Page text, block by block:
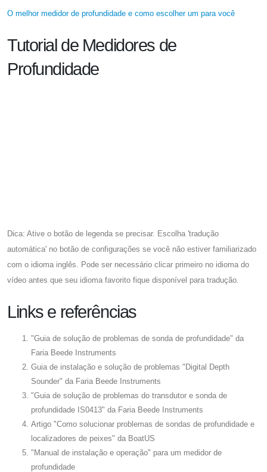
O melhor medidor de profundidade e como escolher um para você
Tutorial de Medidores de
Profundidade
Dica: Ative o botão de legenda se precisar. Escolha 'tradução
automática' no botão de configurações se você não estiver familiarizado
com o idioma inglês. Pode ser necessário clicar primeiro no idioma do
vídeo antes que seu idioma favorito fique disponível para tradução.
Links e referências
"Guia de solução de problemas de sonda de profundidade" da
Faria Beede Instruments
Guia de instalação e solução de problemas "Digital Depth
Sounder" da Faria Beede Instruments
"Guia de solução de problemas do transdutor e sonda de
profundidade IS0413" da Faria Beede Instruments
Artigo "Como solucionar problemas de sondas de profundidade e
localizadores de peixes" da BoatUS
"Manual de instalação e operação" para um medidor de
profundidade